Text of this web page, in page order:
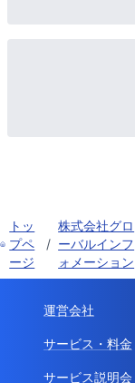
トッ
プペ
ージ
/
株式会社グロ
ーバルインフ
ォメーション
運営会社
サービス・料金
サービス説明会